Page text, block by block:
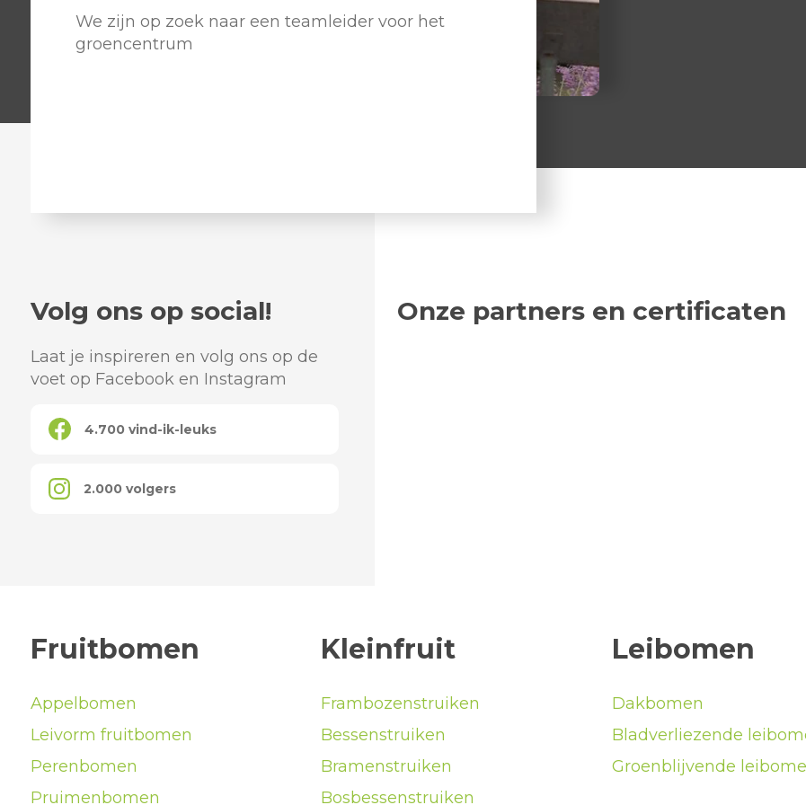
We zijn op zoek naar een teamleider voor het
groencentrum
Volg ons op social!
Laat je inspireren en volg ons op de
voet op Facebook en Instagram
4.700 vind-ik-leuks
2.000 volgers
Onze partners en certificaten
Fruitbomen
Appelbomen
Leivorm fruitbomen
Perenbomen
Pruimenbomen
Kleinfruit
Frambozenstruiken
Bessenstruiken
Bramenstruiken
Bosbessenstruiken
Leibomen
Dakbomen
Bladverliezende
Groenblijvende